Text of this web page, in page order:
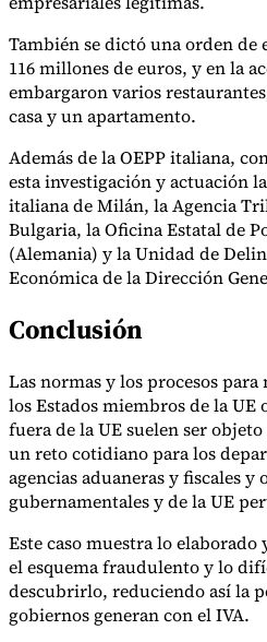
También se dictó una orden
116 millones de euros, y en la
embargaron varios
casa y un apartamento.
Además de la OEPP italiana,
esta investigación y actuación
italiana de Milán, la Agencia
Bulgaria, la Oficina Estatal de
(Alemania) y la Unidad de
Económica de la Dirección
Conclusión
Las normas y los procesos
los Estados miembros de la UE
fuera de la UE suelen ser
un reto cotidiano para los
agencias aduaneras y fiscales y
gubernamentales y de la UE
Este caso muestra lo
el esquema fraudulento y lo
descubrirlo, reduciendo así la
gobiernos generan con el IVA.